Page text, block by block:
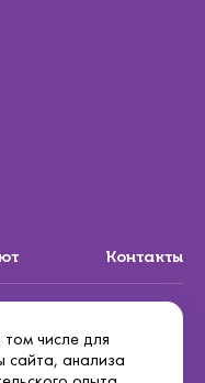
числе для
сайта, анализа
Контакты
Подписаться